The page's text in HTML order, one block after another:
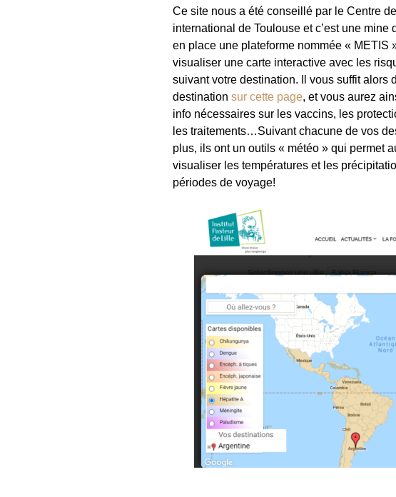
Ce site nous a été conseillé par le Centre
international de Toulouse et c’est une mine
en place une plateforme nommée « METIS
visualiser une carte interactive avec les
suivant votre destination. Il vous suffit alors
destination sur cette page, et vous aurez
info nécessaires sur les vaccins, les
les traitements…Suivant chacune de vos
plus, ils ont un outils « météo » qui permet
visualiser les températures et les
périodes de voyage!